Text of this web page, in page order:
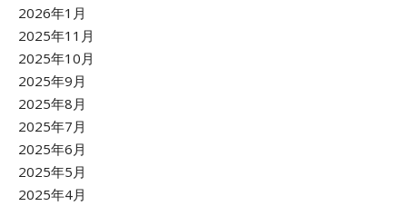
2026年1月
2025年11月
2025年10月
2025年9月
2025年8月
2025年7月
2025年6月
2025年5月
2025年4月